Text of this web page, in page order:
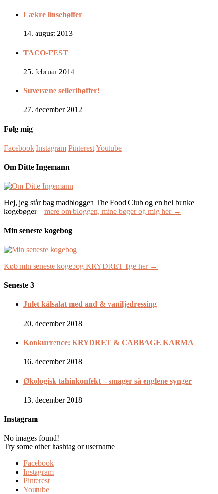
Lækre linsebøffer
14. august 2013
TACO-FEST
25. februar 2014
Suveræne selleribøffer!
27. december 2012
Følg mig
Facebook Instagram PinterestYoutube
Om Ditte Ingemann
Hej, jeg står bag madbloggen The Food Club og en hel bunke
kogebøger – mere om bloggen, mine bøger og mig her → .
Min seneste kogebog
Køb min seneste kogebog KRYDRET lige her →
Seneste 3
Julet kålsalat med and & vaniljedressing
20. december 2018
Konkurrence: KRYDRET & CABBAGE KARMA
16. december 2018
Økologisk tahinkonfekt – smager så englene synger
13. december 2018
Instagram
No images found!
Try some other hashtag or username
Facebook
Instagram
Pinterest
Youtube